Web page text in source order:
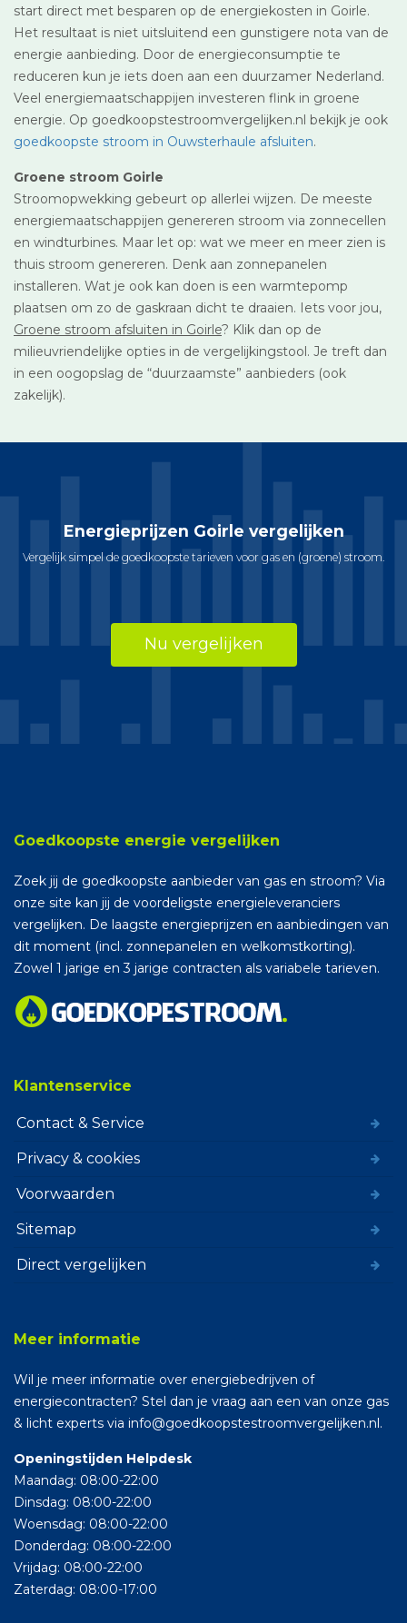
start direct met besparen op de energiekosten in Goirle.
Het resultaat is niet uitsluitend een gunstigere nota van de
energie aanbieding. Door de energieconsumptie te
reduceren kun je iets doen aan een duurzamer Nederland.
Veel energiemaatschappijen investeren flink in groene
energie. Op goedkoopstestroomvergelijken.nl bekijk je ook
goedkoopste stroom in Ouwsterhaule afsluiten.
Groene stroom Goirle
Stroomopwekking gebeurt op allerlei wijzen. De meeste
energiemaatschappijen genereren stroom via zonnecellen
en windturbines. Maar let op: wat we meer en meer zien is
thuis stroom genereren. Denk aan zonnepanelen
installeren. Wat je ook kan doen is een warmtepomp
plaatsen om zo de gaskraan dicht te draaien. Iets voor jou,
Groene stroom afsluiten in Goirle? Klik dan op de
milieuvriendelijke opties in de vergelijkingstool. Je treft dan
in een oogopslag de “duurzaamste” aanbieders (ook
zakelijk).
Energieprijzen Goirle vergelijken
Vergelijk simpel de goedkoopste tarieven voor gas en (groene) stroom.
Nu vergelijken
Goedkoopste energie vergelijken
Zoek jij de goedkoopste aanbieder van gas en stroom? Via
onze site kan jij de voordeligste energieleveranciers
vergelijken. De laagste energieprijzen en aanbiedingen van
dit moment (incl. zonnepanelen en welkomstkorting).
Zowel 1 jarige en 3 jarige contracten als variabele tarieven.
Klantenservice
Contact & Service
Privacy & cookies
Voorwaarden
Sitemap
Direct vergelijken
Meer informatie
Wil je meer informatie over energiebedrijven of
energiecontracten? Stel dan je vraag aan een van onze gas
& licht experts via info@goedkoopstestroomvergelijken.nl.
Openingstijden Helpdesk
Maandag: 08:00-22:00
Dinsdag: 08:00-22:00
Woensdag: 08:00-22:00
Donderdag: 08:00-22:00
Vrijdag: 08:00-22:00
Zaterdag: 08:00-17:00